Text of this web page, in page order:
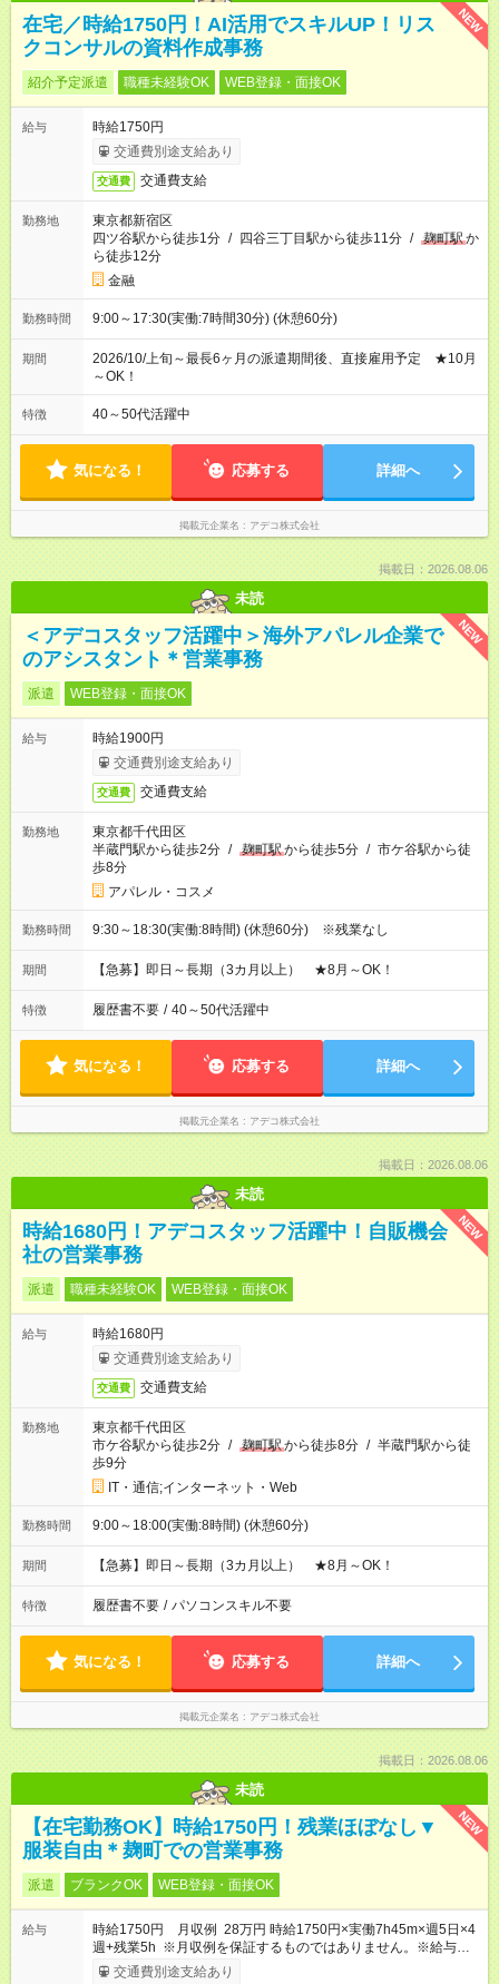
NEW
在宅／時給1750円！AI活用でスキルUP！リス
クコンサルの資料作成事務
紹介予定派遣 職種未経験OK WEB登録・面接OK
給与
時給1750円
交通費別途支給あり
交通費 交通費支給
勤務地
東京都新宿区
四ツ谷駅から徒歩1分 / 四谷三丁目駅から徒歩11分 / 麹町駅か
ら徒歩12分
金融
勤務時間 9:00～17:30(実働:7時間30分) (休憩60分)
期間
2026/10/上旬～最長6ヶ月の派遣期間後、直接雇用予定 ★10月
～OK！
特徴 40～50代活躍中
気になる！ 応募する 詳細へ
掲載元企業名 アデコ株式会社
掲載日：2026.08.06
未読
NEW
＜アデコスタッフ活躍中＞海外アパレル企業で
のアシスタント＊営業事務
派遣 WEB登録・面接OK
給与
時給1900円
交通費別途支給あり
交通費 交通費支給
勤務地
東京都千代田区
半蔵門駅から徒歩2分 / 麹町駅から徒歩5分 / 市ケ谷駅から徒
歩8分
アパレル・コスメ
勤務時間 9:30～18:30(実働:8時間) (休憩60分) ※残業なし
期間 【急募】即日～長期（3カ月以上） ★8月～OK！
特徴 履歴書不要 / 40～50代活躍中
気になる！ 応募する 詳細へ
掲載元企業名 アデコ株式会社
掲載日：2026.08.06
未読
NEW
時給1680円！アデコスタッフ活躍中！自販機会
社の営業事務
派遣 職種未経験OK WEB登録・面接OK
給与
時給1680円
交通費別途支給あり
交通費 交通費支給
勤務地
東京都千代田区
市ケ谷駅から徒歩2分 / 麹町駅から徒歩8分 / 半蔵門駅から徒
歩9分
IT・通信;インターネット・Web
勤務時間 9:00～18:00(実働:8時間) (休憩60分)
期間 【急募】即日～長期（3カ月以上） ★8月～OK！
特徴 履歴書不要 / パソコンスキル不要
気になる！ 応募する 詳細へ
掲載元企業名 アデコ株式会社
掲載日：2026.08.06
未読
NEW
【在宅勤務OK】時給1750円！残業ほぼなし▼
服装自由＊麹町での営業事務
派遣 ブランクOK WEB登録・面接OK
給与
時給1750円 月収例 28万円 時給1750円×実働7h45m×週5日×4
週+残業5h ※月収例を保証するものではありません。※給与即受
取りサービス利用可（利用条件有）
交通費別途支給あり